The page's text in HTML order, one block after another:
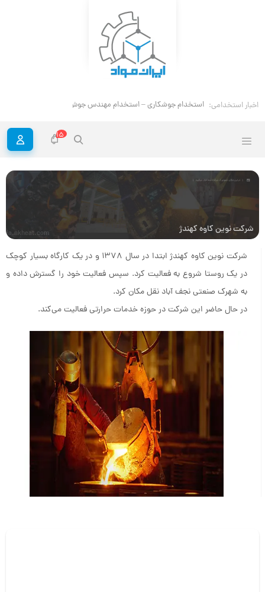
اخبار استخدامی: استخدام جوشکاری – استخدام مهندس جوش
15
شرکت نوین کاوه کهندژ fa.nkheat.com
شرکت نوین کاوه کهندژ ابتدا در سال 1378 و در یک کارگاه بسیار کوچک
در یک روستا شروع به فعالیت کرد. سپس فعالیت خود را گسترش داده و
به شهرک صنعتی نجف آباد نقل مکان کرد.
در حال حاضر این شرکت در حوزه خدمات حرارتی فعالیت می‌کند.